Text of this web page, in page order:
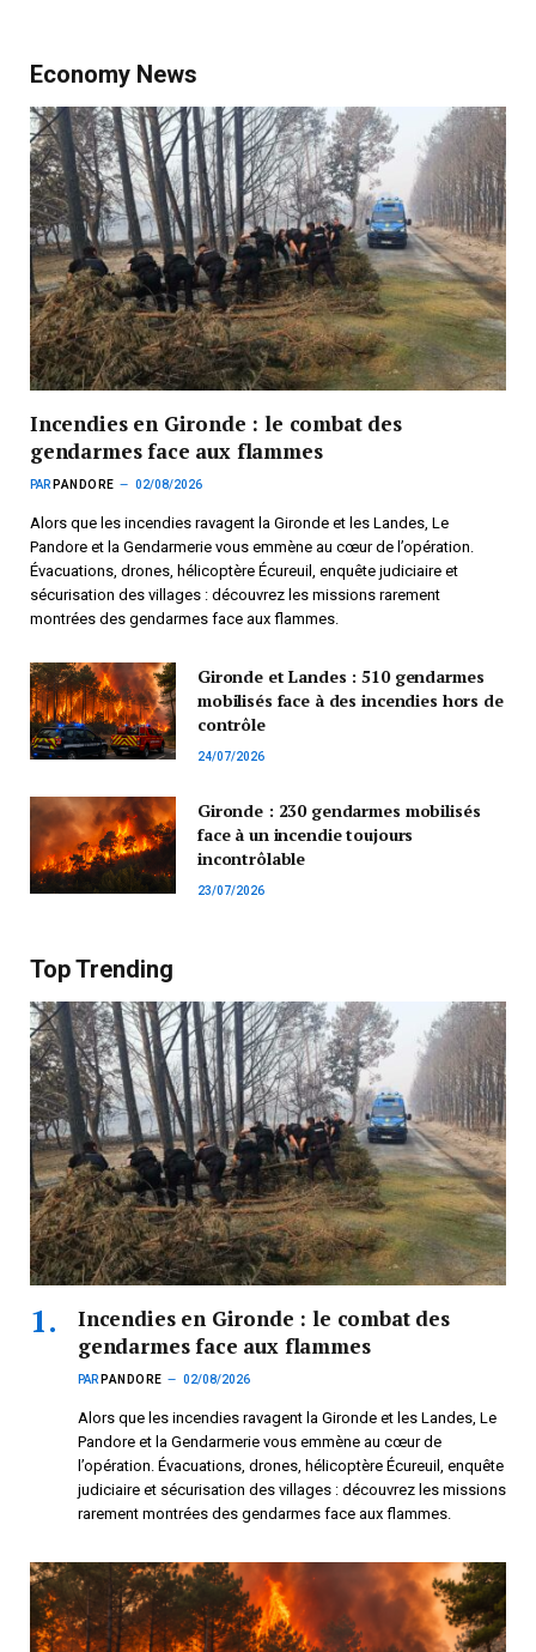
Economy News
Incendies en Gironde : le combat des
gendarmes face aux flammes
PAR PANDORE 02/08/2026
Alors que les incendies ravagent la Gironde et les Landes, Le
Pandore et la Gendarmerie vous emmène au cœur de l’opération.
Évacuations, drones, hélicoptère Écureuil, enquête judiciaire et
sécurisation des villages : découvrez les missions rarement
montrées des gendarmes face aux flammes.
Gironde et Landes : 510 gendarmes
mobilisés face à des incendies hors de
contrôle
24/07/2026
Gironde : 230 gendarmes mobilisés
face à un incendie toujours
incontrôlable
23/07/2026
Top Trending
Incendies en Gironde : le combat des
gendarmes face aux flammes
PAR PANDORE 02/08/2026
Alors que les incendies ravagent la Gironde et les Landes, Le
Pandore et la Gendarmerie vous emmène au cœur de
l’opération. Évacuations, drones, hélicoptère Écureuil, enquête
judiciaire et sécurisation des villages : découvrez les missions
rarement montrées des gendarmes face aux flammes.